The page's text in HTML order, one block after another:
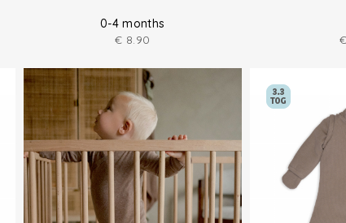
0-4 months
€ 8.90